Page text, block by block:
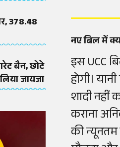
378.48
बैन, छोटे
जायजा
नए बिल में
इस UCC
होगी।
शादी
कराना
की